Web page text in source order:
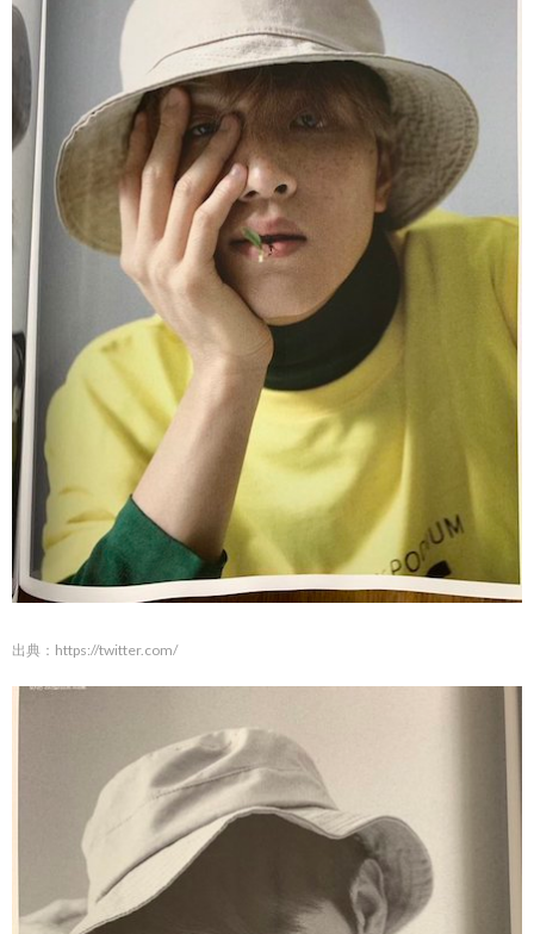
出典： https://twitter.com/